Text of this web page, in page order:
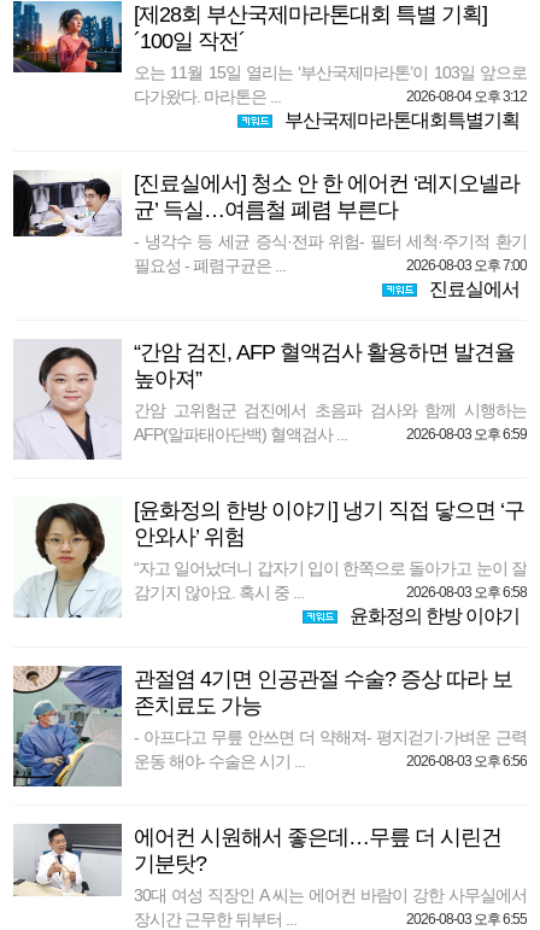
[제28회 부산국제마라톤대회 특별 기획]
´100일 작전´
오는 11월 15일 열리는 ‘부산국제마라톤’이 103일 앞으로
다가왔다. 마라톤은 ...
2026-08-04 오후 3:12
부산국제마라톤대회특별기획
[진료실에서] 청소 안 한 에어컨 ‘레지오넬라
균’ 득실…여름철 폐렴 부른다
- 냉각수 등 세균 증식·전파 위험- 필터 세척·주기적 환기
필요성 - 폐렴구균은 ...
2026-08-03 오후 7:00
진료실에서
“간암 검진, AFP 혈액검사 활용하면 발견율
높아져”
간암 고위험군 검진에서 초음파 검사와 함께 시행하는
AFP(알파태아단백) 혈액검사 ...
2026-08-03 오후 6:59
[윤화정의 한방 이야기] 냉기 직접 닿으면 ‘구
안와사’ 위험
“자고 일어났더니 갑자기 입이 한쪽으로 돌아가고 눈이 잘
감기지 않아요. 혹시 중 ...
2026-08-03 오후 6:58
윤화정의 한방 이야기
관절염 4기면 인공관절 수술? 증상 따라 보
존치료도 가능
- 아프다고 무릎 안쓰면 더 약해져- 평지걷기·가벼운 근력
운동 해야- 수술은 시기 ...
2026-08-03 오후 6:56
에어컨 시원해서 좋은데…무릎 더 시린건
기분탓?
30대 여성 직장인 A 씨는 에어컨 바람이 강한 사무실에서
장시간 근무한 뒤부터 ...
2026-08-03 오후 6:55